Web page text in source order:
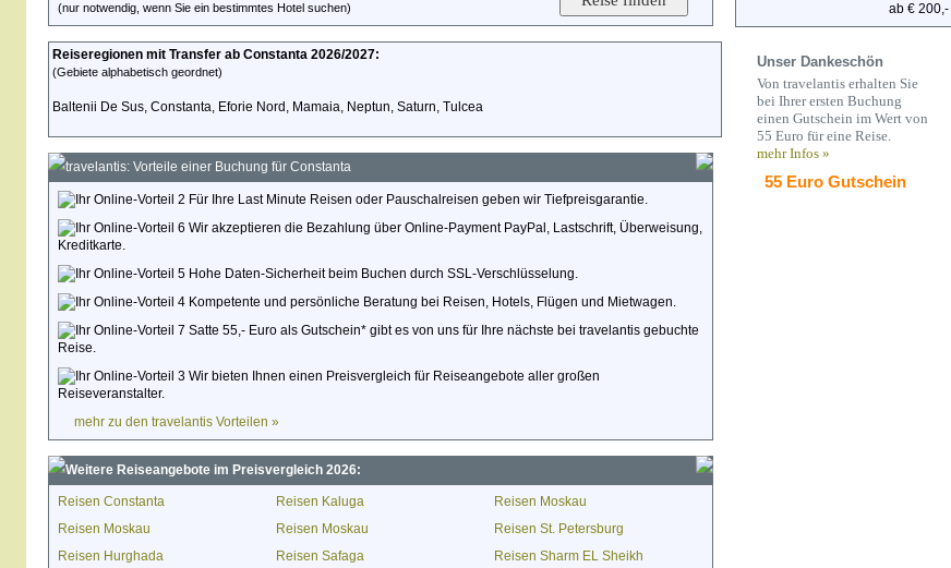
(nur notwendig, wenn Sie ein bestimmtes Hotel suchen)
Reiseregionen mit Transfer ab Constanta 2026/2027:
(Gebiete alphabetisch geordnet)
Baltenii De Sus, Constanta, Eforie Nord, Mamaia, Neptun, Saturn, Tulcea
travelantis: Vorteile einer Buchung für Constanta
Für Ihre Last Minute Reisen oder Pauschalreisen geben wir Tiefpreisgarantie.
Wir akzeptieren die Bezahlung über Online-Payment PayPal, Lastschrift, Überweisung,
Kreditkarte.
Hohe Daten-Sicherheit beim Buchen durch SSL-Verschlüsselung.
Kompetente und persönliche Beratung bei Reisen, Hotels, Flügen und Mietwagen.
Satte 55,- Euro als Gutschein* gibt es von uns für Ihre nächste bei travelantis gebuchte
Reise.
Wir bieten Ihnen einen Preisvergleich für Reiseangebote aller großen
Reiseveranstalter.
mehr zu den travelantis Vorteilen »
Weitere Reiseangebote im Preisvergleich 2026:
Reisen Constanta Reisen Kaluga
Reisen Moskau
Reisen Moskau
Reisen Moskau
Reisen St. Petersburg
Reisen Hurghada
Reisen Safaga Reisen Sharm EL Sheikh
ab € 200,-
Unser Dankeschön
Von travelantis erhalten Sie
bei Ihrer ersten Buchung
einen Gutschein im Wert von
55 Euro für eine Reise.
mehr Infos »
55 Euro Gutschein